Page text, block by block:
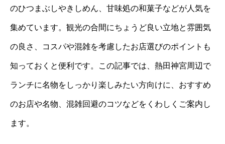
のひつまぶしやきしめん、甘味処の和菓子などが人気を
集めています。観光の合間にちょうど良い立地と雰囲気
の良さ、コスパや混雑を考慮したお店選びのポイントも
知っておくと便利です。この記事では、熱田神宮周辺で
ランチに名物をしっかり楽しみたい方向けに、おすすめ
のお店や名物、混雑回避のコツなどをくわしくご案内し
ます。